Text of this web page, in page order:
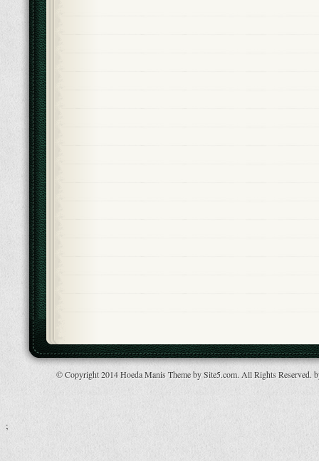
© Copyright 2014 Hoeda Manis Theme by Site5.com. All Rights Reserved.
;